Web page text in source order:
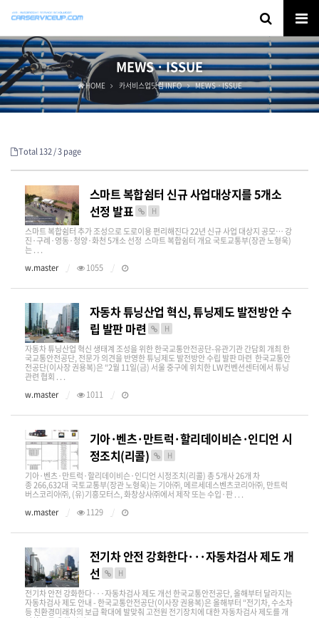
MEWSㆍISSUE
HOME 카서비스업닷컴 INFO MEWSㆍISSUE
Total 132 /3 page
스마트 복합쉼터 신규 사업대상지를 5개소
선정 발표
H
스마트 복합쉼터 추가 조성으로 도로이용 편리해진다 22년 신규 사업 대상지 공모… 강
진·구례·영동·청양·화천 5개소 선정 스마트 복합쉼터 개요 국토교통부(장관 노형욱)
는 . . .
w.master
1055
자동차 튜닝산업 혁신, 튜닝제도 발전방안 수
립 발판 마련
H
자동차 튜닝산업 혁신 생태계 조성을 위한 한국교통안전공단-유관기관 간담회 개최 한
국교통안전공단, 전문가 의견을 반영한 튜닝제도 발전방안 수립 발판 마련 한국교통안
전공단(이사장 권용복)은 “2월 11일(금) 서울 중구에 위치한 LW컨벤션센터에서 튜닝
관련 협회 . . .
w.master
1011
기아·벤츠·만트럭·할리데이비슨·인디언 시
정조치(리콜)
H
기아·벤츠·만트럭·할리데이비슨·인디언 시정조치(리콜) 총 5개사 26개 차
종 266,632대 국토교통부(장관 노형욱)는 기아㈜, 메르세데스벤츠코리아㈜, 만트럭
버스코리아㈜, (유)기흥모터스, 화창상사㈜에서 제작 또는 수입·판 . . .
w.master
1129
전기차 안전 강화한다···자동차검사 제도 개
선
H
전기차 안전 강화한다···자동차검사 제도 개선 한국교통안전공단, 올해부터 달라지는
자동차검사 제도 안내 - 한국교통안전공단(이사장 권용복)은 올해부터 “전기차, 수소차
등 친환경미래차의 보급 확대에 발맞춰 고전원 전기장치에 대한 자동차검사 제도를 개